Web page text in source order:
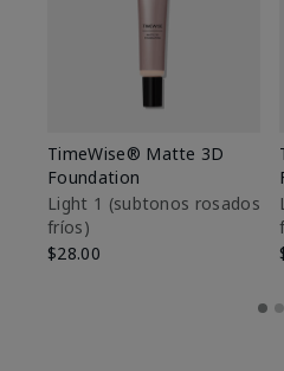
TimeWise® Matte 3D
Foundation
Light 1​ (subtonos rosados
fríos)
$28.00